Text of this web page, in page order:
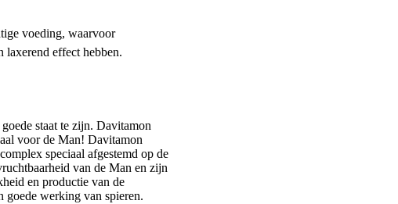
voeding, waarvoor
laxerend effect hebben.
staat te zijn. Davitamon
voor de Man! Davitamon
speciaal afgestemd op de
van de Man en zijn
en productie van de
goede werking van spieren.